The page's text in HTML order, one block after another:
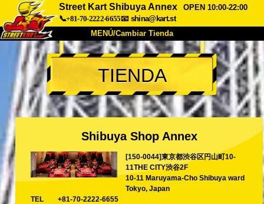
Street Kart Shibuya Annex
OPEN 10:00-22:00
📞+81-70-2222-6655📧 shina@kart.st
MENÚ/Cambiar Tienda
INICIO
Acerca de Especificaciones Precios
Acceso Testimonios Preguntas Frecuentes
Empresa Reservas
Cambiar Tienda
Tokyo Shinagawa Tokyo Akihabara#1
Tokyo Akihabara#2 Tokyo Shibuya
Tokyo Shibuya Annex
TIENDA
Shibuya Shop Annex
[150-0044]東京都渋谷区円山町10-
11THE CITY渋谷2F
10-11 Maruyama-Cho Shibuya ward
Tokyo, Japan
TEL
+81-70-2222-6655